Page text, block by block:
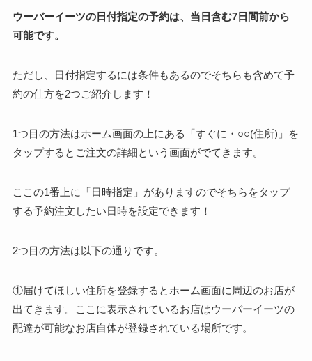
ウーバーイーツの日付指定の予約は、当日含む7日間前から
可能です。
ただし、日付指定するには条件もあるのでそちらも含めて予
約の仕方を2つご紹介します！
1つ目の方法はホーム画面の上にある「すぐに・○○(住所)」を
タップするとご注文の詳細という画面がでてきます。
ここの1番上に「日時指定」がありますのでそちらをタップ
する予約注文したい日時を設定できます！
2つ目の方法は以下の通りです。
①届けてほしい住所を登録するとホーム画面に周辺のお店が
出てきます。ここに表示されているお店はウーバーイーツの
配達が可能なお店自体が登録されている場所です。